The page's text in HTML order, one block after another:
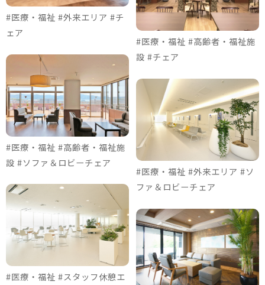
#医療・福祉 #外来エリア #チ
ェア
#医療・福祉 #高齢者・福祉施
設 #ソファ＆ロビーチェア
#医療・福祉 #スタッフ休憩エ
#医療・福祉 #高齢者・福祉施
設 #チェア
#医療・福祉 #外来エリア #ソ
ファ＆ロビーチェア